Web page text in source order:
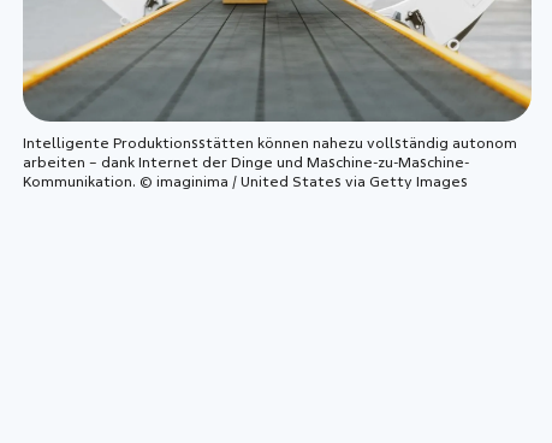
Intelligente Produktionsstätten können nahezu vollständig autonom
arbeiten – dank Internet der Dinge und Maschine-zu-Maschine-
Kommunikation. © imaginima / United States via Getty Images